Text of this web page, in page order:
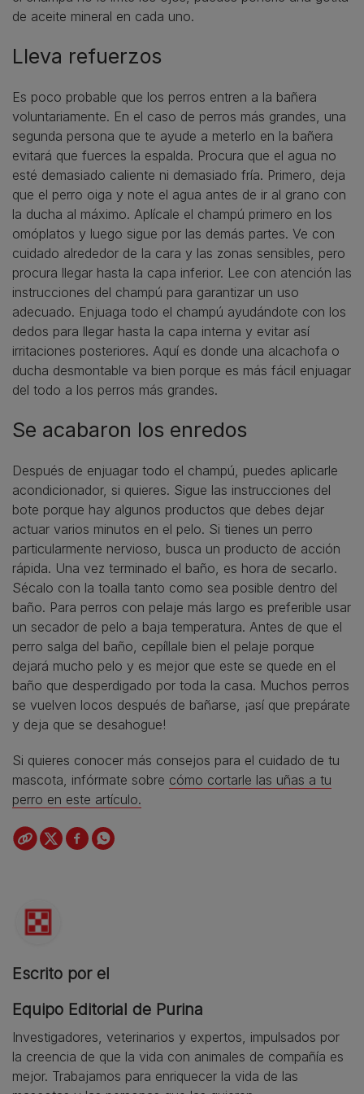
de aceite mineral en cada uno.
Lleva refuerzos
Es poco probable que los perros entren a la bañera
voluntariamente. En el caso de perros más grandes, una
segunda persona que te ayude a meterlo en la bañera
evitará que fuerces la espalda. Procura que el agua no
esté demasiado caliente ni demasiado fría. Primero, deja
que el perro oiga y note el agua antes de ir al grano con
la ducha al máximo. Aplícale el champú primero en los
omóplatos y luego sigue por las demás partes. Ve con
cuidado alrededor de la cara y las zonas sensibles, pero
procura llegar hasta la capa inferior. Lee con atención las
instrucciones del champú para garantizar un uso
adecuado. Enjuaga todo el champú ayudándote con los
dedos para llegar hasta la capa interna y evitar así
irritaciones posteriores. Aquí es donde una alcachofa o
ducha desmontable va bien porque es más fácil enjuagar
del todo a los perros más grandes.
Se acabaron los enredos
Después de enjuagar todo el champú, puedes aplicarle
acondicionador, si quieres. Sigue las instrucciones del
bote porque hay algunos productos que debes dejar
actuar varios minutos en el pelo. Si tienes un perro
particularmente nervioso, busca un producto de acción
rápida. Una vez terminado el baño, es hora de secarlo.
Sécalo con la toalla tanto como sea posible dentro del
baño. Para perros con pelaje más largo es preferible usar
un secador de pelo a baja temperatura. Antes de que el
perro salga del baño, cepíllale bien el pelaje porque
dejará mucho pelo y es mejor que este se quede en el
baño que desperdigado por toda la casa. Muchos perros
se vuelven locos después de bañarse, ¡así que prepárate
y deja que se desahogue!
Si quieres conocer más consejos para el cuidado de tu
mascota, infórmate sobre cómo cortarle las uñas a tu
perro en este artículo.
Escrito por el
Equipo Editorial de Purina
Investigadores, veterinarios y expertos, impulsados por
la creencia de que la vida con animales de compañía es
mejor. Trabajamos para enriquecer la vida de las